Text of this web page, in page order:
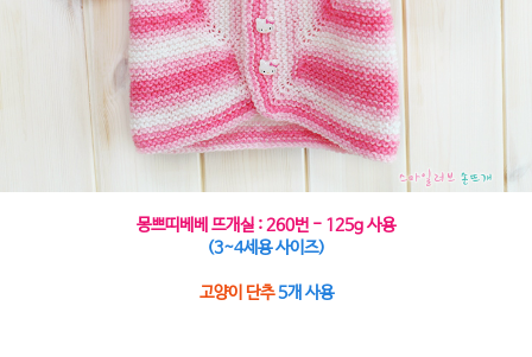
몽쁘띠베베 뜨개실 : 260번 - 125g 사용
(3~4세용 사이즈)
고양이 단추5개 사용